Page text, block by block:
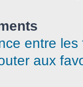
entre
aux